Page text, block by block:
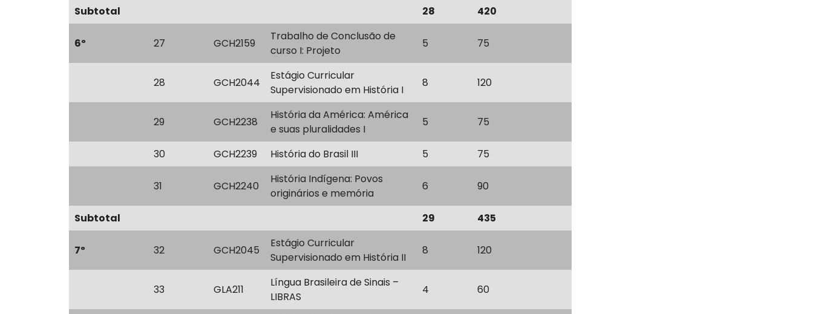
Subtotal
28 420
6º 27 GCH2159
Trabalho de Conclusão de
curso I: Projeto
5 75
28 GCH2044
Estágio Curricular
Supervisionado em História I
8 120
29 GCH2238
História da América: América
e suas pluralidades I
5 75
30 GCH2239 História do Brasil III 5 75
31 GCH2240
História Indígena: Povos
originários e memória
6 90
Subtotal 29 435
7º 32 GCH2045
Estágio Curricular
Supervisionado em História II
8 120
33 GLA211
Língua Brasileira de Sinais –
LIBRAS
4 60